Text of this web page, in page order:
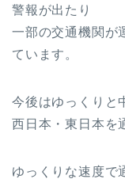
警報が出たり
一部の交通機関が
ています。
今後はゆっくりと
西日本・東日本を
ゆっくりな速度で